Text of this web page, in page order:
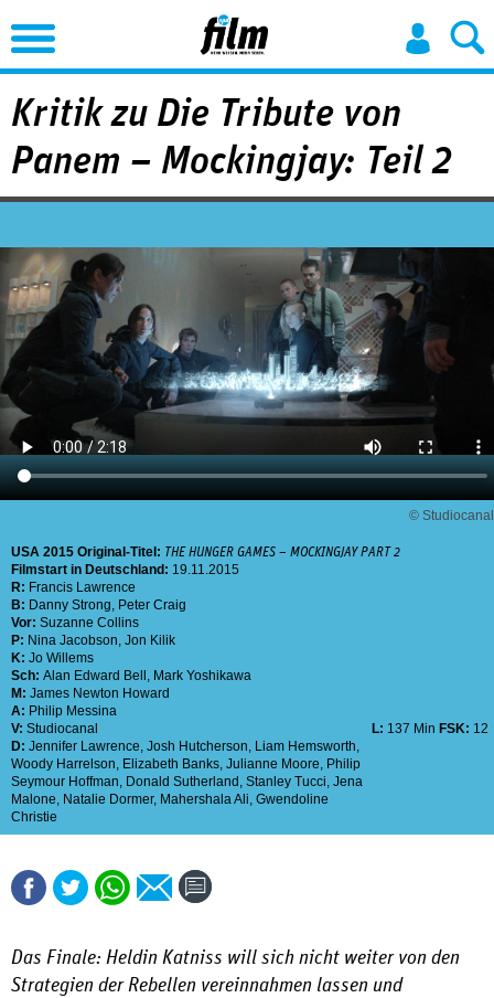
Jump to Navigation
Kritik zu Die Tribute von
Panem – Mockingjay: Teil 2
© Studiocanal
USA 2015 Original-Titel: THE HUNGER GAMES – MOCKINGJAY PART 2
Filmstart in Deutschland: 19.11.2015
R: Francis Lawrence
B: Danny Strong, Peter Craig
Vor: Suzanne Collins
P: Nina Jacobson, Jon Kilik
K: Jo Willems
Sch: Alan Edward Bell , Mark Yoshikawa
M: James Newton Howard
A: Philip Messina
V: Studiocanal L: 137 Min FSK: 12
D: Jennifer Lawrence, Josh Hutcherson, Liam Hemsworth,
Woody Harrelson, Elizabeth Banks, Julianne Moore, Philip
Seymour Hoffman, Donald Sutherland , Stanley Tucci, Jena
Malone, Natalie Dormer, Mahershala Ali, Gwendoline
Christie
Das Finale: Heldin Katniss will sich nicht weiter von den
Strategien der Rebellen vereinnahmen lassen und